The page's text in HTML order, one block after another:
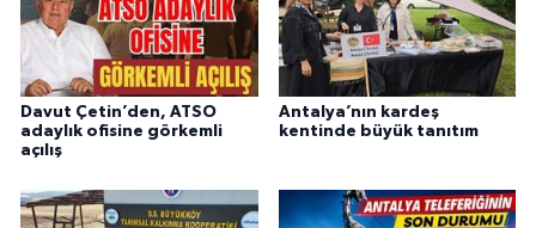
Davut Çetin’den, ATSO
adaylık ofisine görkemli
açılış
Antalya’nın kardeş
kentinde büyük tanıtım